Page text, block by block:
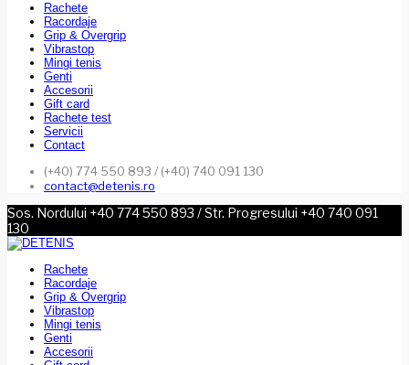
Rachete
Racordaje
Grip & Overgrip
Vibrastop
Mingi tenis
Genti
Accesorii
Gift card
Rachete test
Servicii
Contact
(+40) 774 550 893 / (+40) 740 091 130
contact@detenis.ro
Sos. Nordului +40 774 550 893 / Str. Progresului +40 740 091
130
Rachete
Racordaje
Grip & Overgrip
Vibrastop
Mingi tenis
Genti
Accesorii